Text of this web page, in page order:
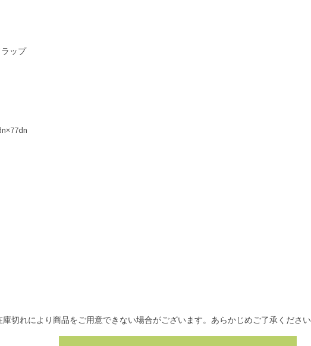
ラップ
切れにより商品をご用意できない場合がございます。あらかじめご了承くださ